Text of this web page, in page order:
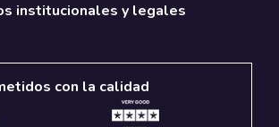
institucionales y legales
con la calidad